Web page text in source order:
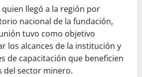
llegó a la región por
nacional de la fundación,
tuvo como objetivo
los alcances de la institución y
de capacitación que beneficien
del sector minero.